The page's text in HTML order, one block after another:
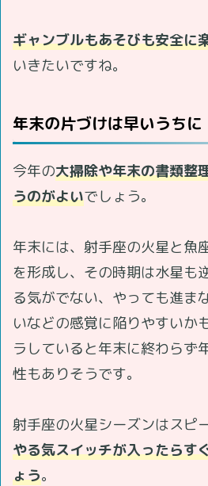
ギャンブルもあそびも安全に
いきたいですね。
年末の片づけは早いうちに
今年の大掃除や年末の書類整
うのがよいでしょう。
年末には、射手座の火星と魚
を形成し、その時期は水星も
る気がでない、やっても進ま
いなどの感覚に陥りやすいか
ラしていると年末に終わらず
性もありそうです。
射手座の火星シーズンはスピ
やる気スイッチが入ったらす
ょう。